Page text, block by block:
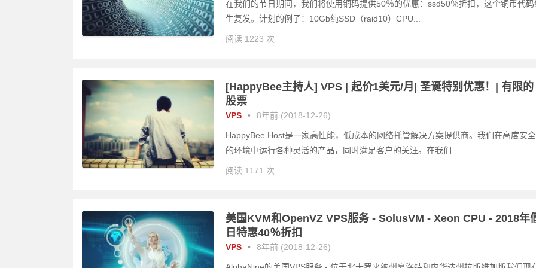
在我们的节日期间，我们将使用铜码提供50％的优惠：ssd50％折扣，这个铜币代码
生复发。计划的例子：10Gb纯SSD（raid10）CPU...
阅读 1223 次
[HappyBee主持人] VPS | 起价1美元/月| 圣诞特别优惠！| 有限的
股票
VPS • 8年前 (2018-12-26)
HappyBee Host是一家高性能，低成本的网络托管解决方案提供商。我们在高度安全
的环境中运行各种灵活的产品，同时满足客户的关注。在我们...
阅读 1171 次
美国KVM和OpenVZ VPS服务 - SolusVM - Xeon CPU - 2018年
日特惠40％折扣
VPS • 8年前 (2018-12-26)